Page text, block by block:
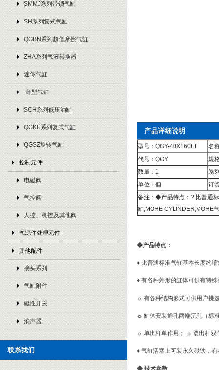
SMMJ系列带锁气缸
SH系列复式气缸
QGBN系列超低摩擦气缸
ZHA系列气液转换器
迷你气缸
薄型气缸
SCH系列低压油缸
QGKE系列复式气缸
QGSZ旋转气缸
控制元件
电磁阀
气控阀
人控、机控及其他阀
气源件处理元件
其他配件
接头系列
气缸附件
磁性开关
消声器
联系我们
产品详细说明
型号：QGY-40X160LT
名
代号：QGY
规
数量：1
系
单位：個
订
备注：◆产品特点：? 比普通
缸,MOHE CYLINDER,MOHE
◆产品特点：
♦ 比普通标准气缸基本长度约
♦ 有各种外形的缸体可供有特
☼ 有各种结构形式可供用户挑
☼ 缸体安装通孔两端沉孔（标
☼ 单出杆单作用； ☼ 双出杆双
♦ 气缸活塞上可装永久磁铁，
◆ 技术参数